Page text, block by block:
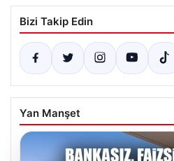
Bizi Takip Edin
Yan Manşet